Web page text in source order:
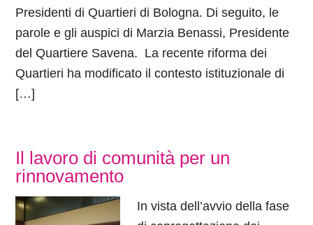
Presidenti di Quartieri di Bologna. Di seguito, le
parole e gli auspici di Marzia Benassi, Presidente
del Quartiere Savena. La recente riforma dei
Quartieri ha modificato il contesto istituzionale di
[…]
Il lavoro di comunità per un
rinnovamento
In vista dell’avvio della fase